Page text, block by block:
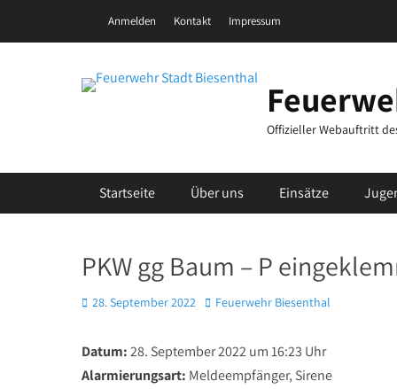
Header Top Menu
Anmelden Kontakt Impressum
Offizieller Webauftritt
Primäres Menü
Startseite Über uns Einsätze
PKW gg Baum – P
Posted
28. September 2022 Autor
Feuerwehr Biesenthal
Datum:28. September 2022 um 16:23 Uhr
Alarmierungsart: Meldeempfänger, Sirene